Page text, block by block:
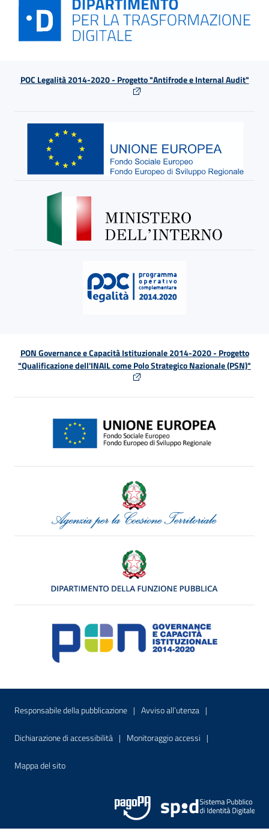
POC Legalità 2014-2020 - Progetto "Antifrode e Internal Audit"
PON Governance e Capacità Istituzionale 2014-2020 - Progetto
"Qualificazione dell'INAIL come Polo Strategico Nazionale (PSN)"
Menu di servizio
Responsabile della pubblicazione Sito interno - Apre in una nuova
Avviso all’utenza Sito interno -
Dichiarazione di accessibilità Sito interno - Apre in una nuova finestra
Monitoraggio accessi Sito interno -
Mappa del sitoSito interno - Apre nella stessa finestra